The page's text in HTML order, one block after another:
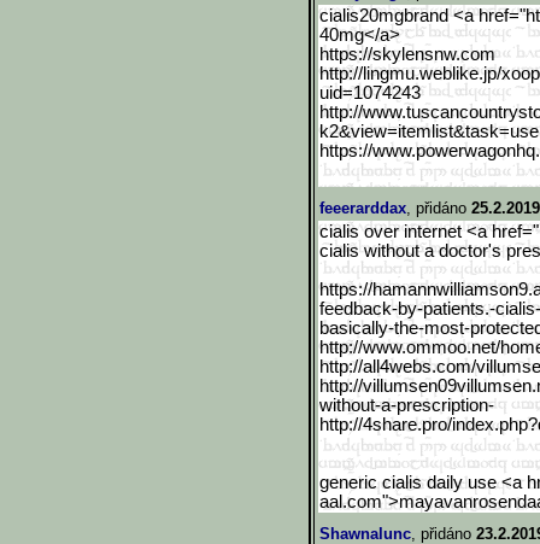
cialis20mgbrand <a
40mg</a>
https://skylensnw.com
http://lingmu.weblike.jp/
uid=1074243
http://www.tuscancountrys
https://www.powerwagonhq.
feeerarddax, přidáno
cialis over internet <a
cialis without a doctor's
https://hamannwilliamson9
feedback-by-patients.-c
basically-the-most-pr
http://www.ommoo.net/
http://all4webs.com/villu
http://villumsen09villums
without-a-prescription-
http://4share.pro/index.p
generic cialis daily use <a
Shawnalunc, přidáno